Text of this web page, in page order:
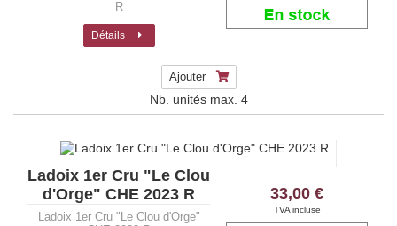
R
Détails
Ajouter
Nb. unités max. 4
Ladoix 1er Cru "Le Clou
d'Orge" CHE 2023 R
Ladoix 1er Cru "Le Clou d'Orge"
33,00 €
TVA incluse